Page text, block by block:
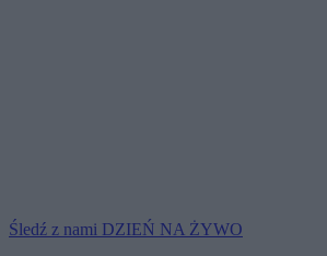
Śledź z nami DZIEŃ NA ŻYWO